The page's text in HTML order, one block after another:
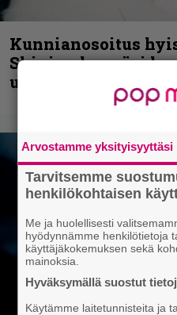
Kunnianosoitus
Shining hyppäsi
uudella videollaan
Arvostamme yksityisyyttäsi
Tarvitsemme
henkilökohtaisen
Me ja huolellisesti
hyödynnämme henkilötietoja
käyttäjäkokemuksen sekä
mainoksia.
Hyväksymällä suostut
Käytämme laitetunnisteita ja